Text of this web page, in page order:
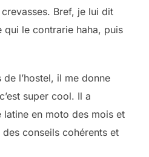
Bref, je lui dit
le contrarie haha, puis
l’hostel, il me donne
super cool. Il a
en moto des mois et
conseils cohérents et